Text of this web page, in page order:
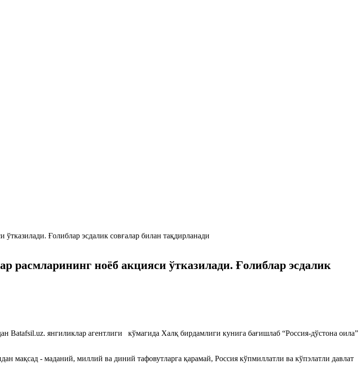
расмларининг ноёб акцияси ўтказилади. Ғолиблар эсдалик
Batafsil.uz. янгиликлар агентлиги кўмагида Халқ бирдамлиги кунига бағишлаб “Россия-дўстона оила”
мақсад - маданий, миллий ва диний тафовутларга қарамай, Россия кўпмиллатли ва кўпэлатли давлат